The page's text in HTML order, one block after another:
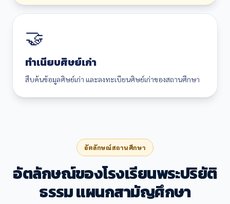
🤝
ทำเนียบศิษย์เก่า
สืบค้นข้อมูลศิษย์เก่า และลงทะเบียนศิษย์เก่าของสถานศึกษา
อัตลักษณ์สถานศึกษา
อัตลักษณ์ของโรงเรียนพระปริยัติ
ธรรม แผนกสามัญศึกษา